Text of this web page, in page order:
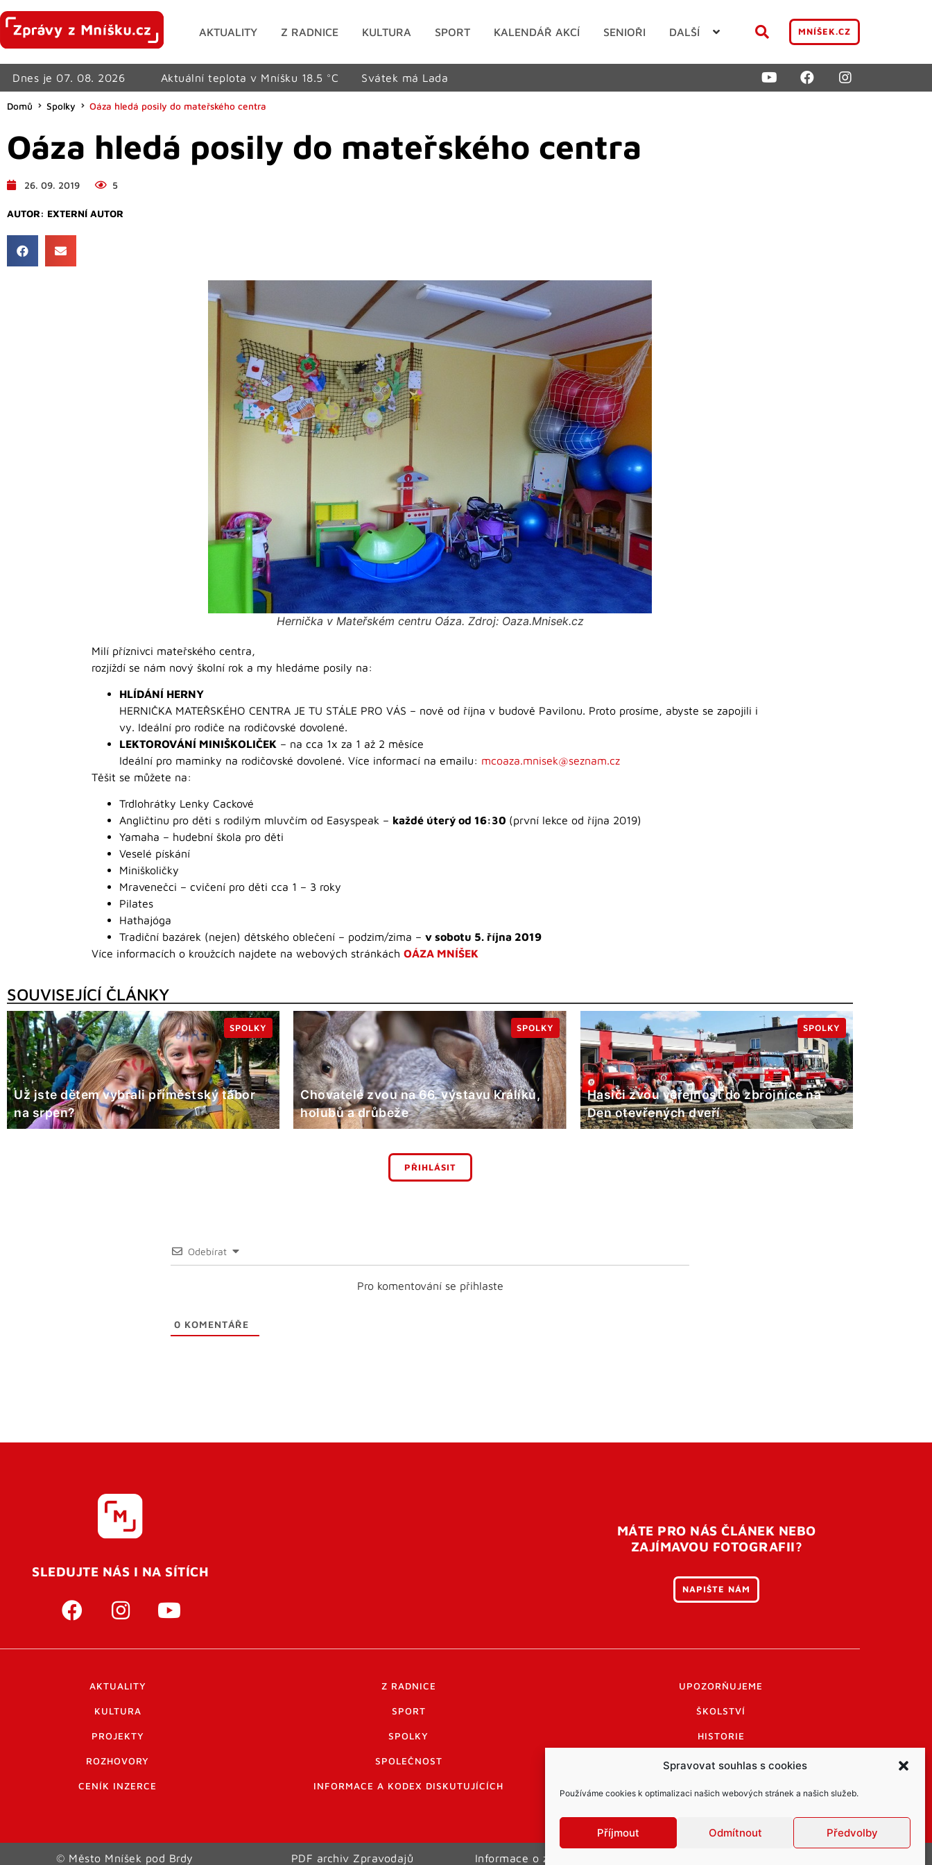
Spravovat souhlas s cookies
Používáme cookies k optimalizaci našich webových stránek a našich služeb.
Příjmout Odmítnout Předvolby
AKTUALITY Z RADNICE KULTURA SPORT KALENDÁŘ AKCÍ SENIOŘI DALŠÍ MNÍŠEK.CZ
Dnes je 07. 08. 2026 Aktuální teplota v Mníšku 18.5 °C Svátek má Lada
Domů Spolky Oáza hledá posily do mateřského centra
Oáza hledá posily do mateřského centra
26. 09. 2019 5
AUTOR: EXTERNÍ AUTOR
Hernička v Mateřském centru Oáza. Zdroj: Oaza.Mnisek.cz
Milí příznivci mateřského centra,
rozjíždí se nám nový školní rok a my hledáme posily na:
HLÍDÁNÍ HERNY
HERNIČKA MATEŘSKÉHO CENTRA JE TU STÁLE PRO VÁS – nově od října v budově Pavilonu. Proto prosíme, abyste se zapojili i
vy. Ideální pro rodiče na rodičovské dovolené.
LEKTOROVÁNÍ MINIŠKOLIČEK – na cca 1x za 1 až 2 měsíce
Ideální pro maminky na rodičovské dovolené. Více informací na emailu: mcoaza.mnisek@seznam.cz
Těšit se můžete na:
Trdlohrátky Lenky Cackové
Angličtinu pro děti s rodilým mluvčím od Easyspeak – každé úterý od 16:30 (první lekce od října 2019)
Yamaha – hudební škola pro děti
Veselé pískání
Miniškoličky
Mravenečci – cvičení pro děti cca 1 – 3 roky
Pilates
Hathajóga
Tradiční bazárek (nejen) dětského oblečení – podzim/zima – v sobotu 5. října 2019
Více informacích o kroužcích najdete na webových stránkách OÁZA MNÍŠEK
SOUVISEJÍCÍ ČLÁNKY
Už jste dětem vybrali příměstský tábor
na srpen?
SPOLKY
Chovatelé zvou na 66. výstavu králíků,
holubů a drůbeže
SPOLKY
Hasiči zvou veřejnost do zbrojnice na
Den otevřených dveří
SPOLKY
PŘIHLÁSIT
Odebírat
Pro komentování se přihlaste
0 KOMENTÁŘE
SLEDUJTE NÁS I NA SÍTÍCH
MÁTE PRO NÁS ČLÁNEK NEBO
ZAJÍMAVOU FOTOGRAFII?
NAPIŠTE NÁM
AKTUALITY Z RADNICE UPOZORŇUJEME
KULTURA SPORT ŠKOLSTVÍ
PROJEKTY SPOLKY HISTORIE
ROZHOVORY SPOLEČNOST PRAKTICKÉ INFORMACE
CENÍK INZERCE INFORMACE A KODEX DISKUTUJÍCÍCH
© Město Mníšek pod Brdy PDF archiv Zpravodajů Informace o zpracování osobních údajů